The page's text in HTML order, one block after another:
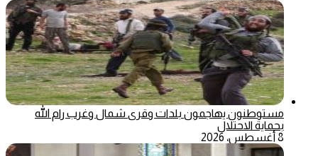
مستوطنون يهاجمون بلدات وقرى شمال وغرب رام الله
بحماية الاحتلال
8 أغسطس، 2026